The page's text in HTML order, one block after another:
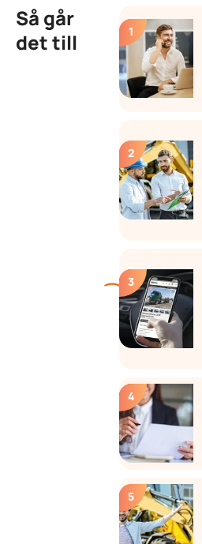
Så går
det till